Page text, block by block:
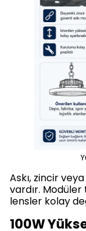
Askı, zincir
vardır.
lensler kolay
100W